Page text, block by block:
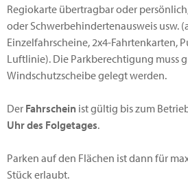
Regiokarte übertragbar oder
oder Schwerbehindertenausweis usw.
Einzelfahrscheine, 2x4-Fahrtenkarten,
Luftlinie). Die Parkberechtigung muss
Windschutzscheibe gelegt werden.
Der Fahrschein ist gültig bis zum
Uhr des Folgetages.
Parken auf den Flächen ist dann für
Stück erlaubt.